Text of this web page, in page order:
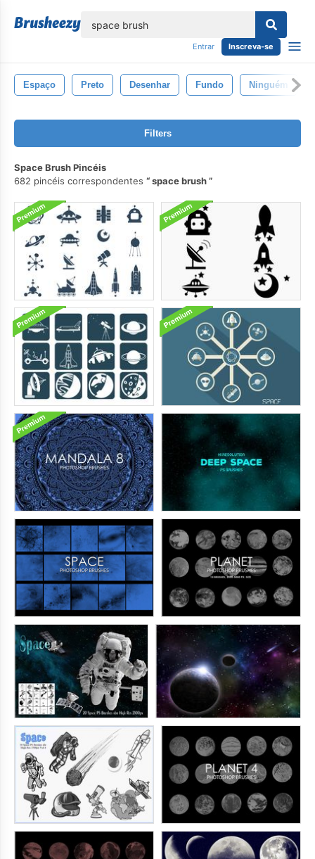
Entrar Inscreva-se
Espaço Preto Desenhar Fundo Ninguém
Filters
Space Brush Pincéis
682 pincéis correspondentes
space brush